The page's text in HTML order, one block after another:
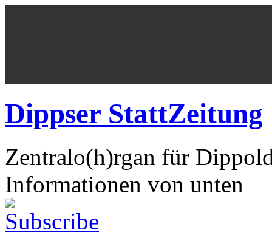
Dippser StattZeitung
Zentralo(h)rgan für
Informationen von unten